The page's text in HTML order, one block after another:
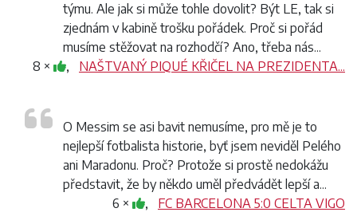
týmu. Ale jak si může tohle dovolit? Být LE, tak si
zjednám v kabině trošku pořádek. Proč si pořád
musíme stěžovat na rozhodčí? Ano, třeba nás...
8 ×
, NAŠTVANÝ PIQUÉ KŘIČEL NA PREZIDENTA...
O Messim se asi bavit nemusíme, pro mě je to
nejlepší fotbalista historie, byť jsem neviděl Pelého
ani Maradonu. Proč? Protože si prostě nedokážu
představit, že by někdo uměl předvádět lepší a...
6 ×
, FC BARCELONA 5:0 CELTA VIGO